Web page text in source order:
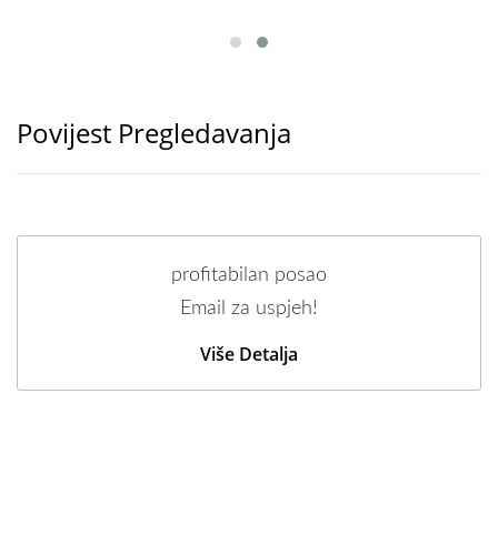
Povijest Pregledavanja
profitabilan posao
Email za uspjeh!
Više Detalja